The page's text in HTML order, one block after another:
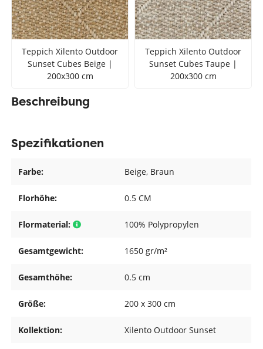
Teppich Xilento Outdoor
Sunset Cubes Beige |
200x300 cm
Teppich Xilento Outdoor
Sunset Cubes Taupe |
200x300 cm
Beschreibung
Spezifikationen
Farbe: Beige, Braun
Florhöhe: 0.5 CM
Flormaterial: 100% Polypropylen
Gesamtgewicht: 1650 gr/m²
Gesamthöhe: 0.5 cm
Größe: 200 x 300 cm
Kollektion: Xilento Outdoor Sunset